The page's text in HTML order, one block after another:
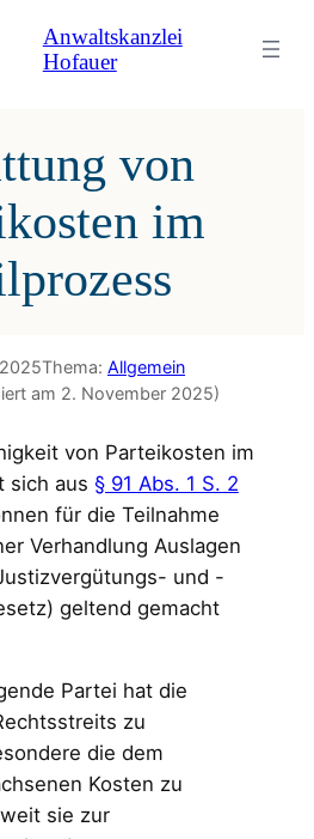
Anwaltskanzlei
Hofauer
von
im
Thema: Allgemein
am 2. November 2025)
von Parteikosten im
sich aus § 91 Abs. 1 S. 2
für die Teilnahme
Verhandlung Auslagen
und -
geltend gemacht
Partei hat die
zu
die dem
Kosten zu
sie zur